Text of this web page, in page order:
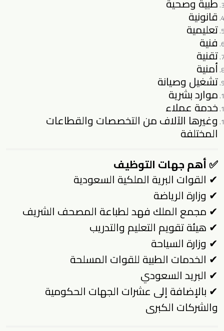
قانونية
تعليمية
فنية
تقنية
أمنية
تشغيل وصيانة
موارد بشرية
خدمة عملاء
وغيرها الآلاف من التخصصات والقطاعات
المختلفة
✅ أهم جهات التوظيف
✔ القوات البرية الملكية السعودية
✔ وزارة الرياضة
✔ مجمع الملك فهد لطباعة المصحف الشريف
✔ هيئة تقويم التعليم والتدريب
✔ وزارة السياحة
✔ الخدمات الطبية للقوات المسلحة
✔ البريد السعودي
✔ بالإضافة إلى عشرات الجهات الحكومية
والشركات الكبرى